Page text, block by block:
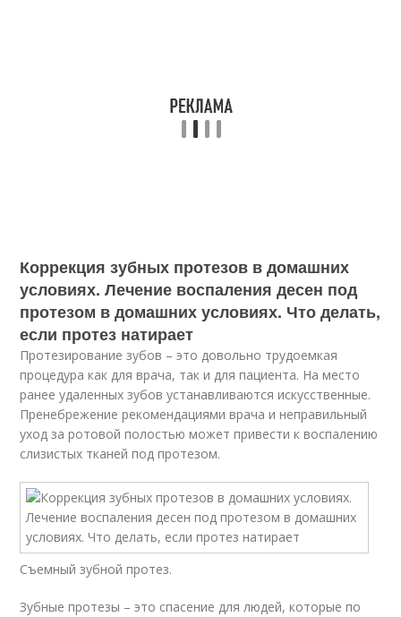
Коррекция зубных протезов в домашних
условиях. Лечение воспаления десен под
протезом в домашних условиях. Что делать,
если протез натирает
Протезирование зубов – это довольно трудоемкая
процедура как для врача, так и для пациента. На место
ранее удаленных зубов устанавливаются искусственные.
Пренебрежение рекомендациями врача и неправильный
уход за ротовой полостью может привести к воспалению
слизистых тканей под протезом.
Съемный зубной протез.
Зубные протезы – это спасение для людей, которые по